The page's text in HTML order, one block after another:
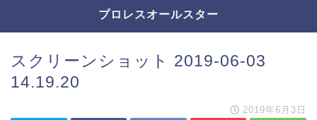
プロレスオールスター
スクリーンショット 2019-06-03
14.19.20
2019年6月3日